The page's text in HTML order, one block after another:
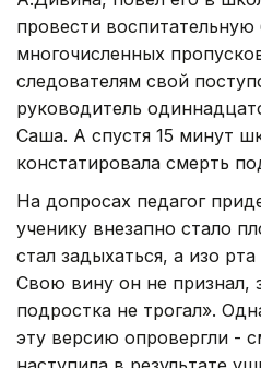
провести
многочисленных
следователям свой
руководитель
Саша. А спустя 15 минут
констатировала смерть
На допросах педагог
ученику внезапно стало
стал задыхаться, а изо
Свою вину он не признал,
подростка не трогал».
эту версию опровергли -